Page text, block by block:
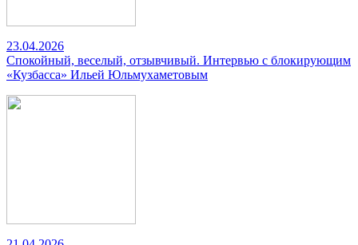
23.04.2026
Спокойный, веселый, отзывчивый. Интервью с блокирующим
«Кузбасса» Ильей Юльмухаметовым